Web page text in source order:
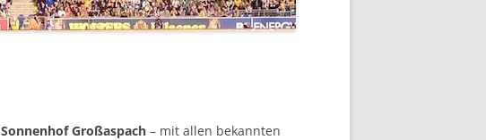
Großaspach – mit allen bekannten